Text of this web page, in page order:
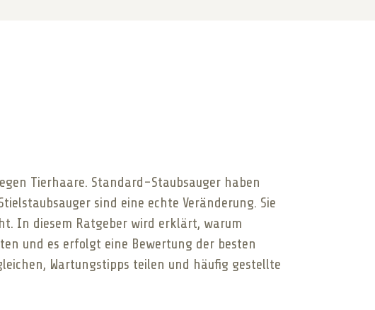
Tierhaare. Standard-Staubsauger haben
sind eine echte Veränderung. Sie
In diesem Ratgeber wird erklärt, warum
und es erfolgt eine Bewertung der besten
Wartungstipps teilen und häufig gestellte